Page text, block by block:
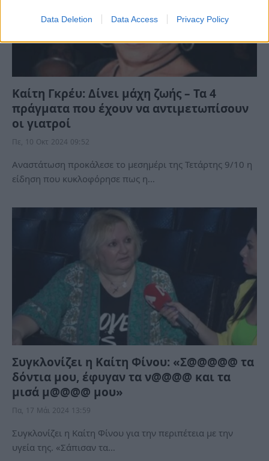
Data Deletion Data Access Privacy Policy
Καίτη Γκρέυ: Δίνει μάχη ζωής – Τα 4
πράγματα που έχουν να αντιμετωπίσουν
οι γιατροί
Πε, 10 Οκτ 2024 09:52
Αναστάτωση προκάλεσε το μεσημέρι της Τετάρτης 9/10 η
είδηση που κυκλοφόρησε πως η…
Συγκλονίζει η Καίτη Φίνου: «Σ@@@@@ τα
δόντια μου, έφυγαν τα ν@@@@ και τα
μισά μ@@@@ μου»
Πα, 17 Μάι 2024 13:59
Συγκλονίζει η Καίτη Φίνου για την περιπέτεια με την
υγεία της. «Σάπισαν τα…